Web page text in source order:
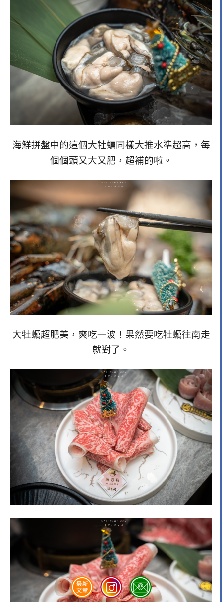
海鮮拼盤中的這個大牡蠣同樣大推水準超高，每
個個頭又大又肥，超補的啦。
大牡蠣超肥美，爽吃一波！果然要吃牡蠣往南走
就對了。